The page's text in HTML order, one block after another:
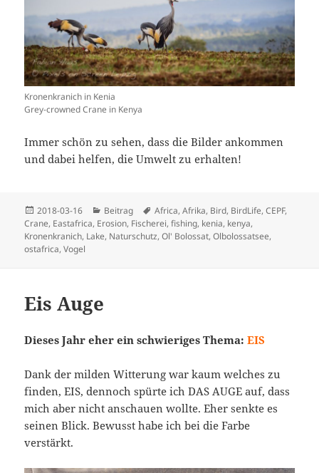
Kronenkranich in Kenia
Grey-crowned Crane in Kenya
Immer schön zu sehen, dass die Bilder ankommen
und dabei helfen, die Umwelt zu erhalten!
Veröffentlicht
am
2018-03-16 Kategorien
Beitrag Schlagwörter
Africa,Afrika, Bird, BirdLife,CEPF,
Crane, Eastafrica, Erosion, Fischerei,fishing, kenia, kenya,
Kronenkranich, Lake, Naturschutz,Ol' Bolossat,Olbolossatsee,
ostafrica,Vogel
Eis Auge
Dieses Jahr eher ein schwieriges Thema:EIS
Dank der milden Witterung war kaum welches zu
finden, EIS, dennoch spürte ich DAS AUGE auf, dass
mich aber nicht anschauen wollte. Eher senkte es
seinen Blick. Bewusst habe ich bei die Farbe
verstärkt.